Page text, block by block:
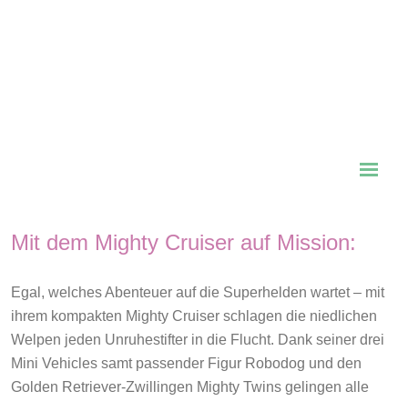
Mit dem Mighty Cruiser auf Mission:
Egal, welches Abenteuer auf die Superhelden wartet – mit
ihrem kompakten Mighty Cruiser schlagen die niedlichen
Welpen jeden Unruhestifter in die Flucht. Dank seiner drei
Mini Vehicles samt passender Figur Robodog und den
Golden Retriever-Zwillingen Mighty Twins gelingen alle